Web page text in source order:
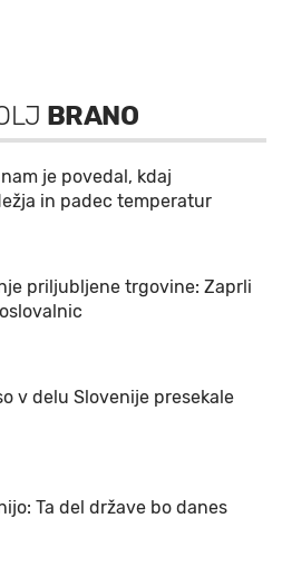
BRANO
je povedal, kdaj
in padec temperatur
priljubljene trgovine: Zaprli
v delu Slovenije presekale
Ta del države bo danes